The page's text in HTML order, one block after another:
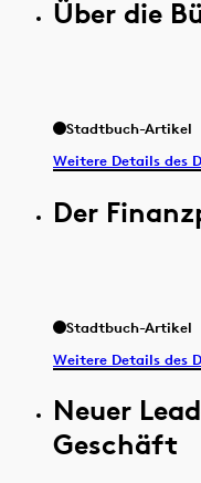
Über die
Stadtbuch-Artikel
Weitere Details des
Der
Stadtbuch-Artikel
Weitere Details des
Neuer
Geschäft